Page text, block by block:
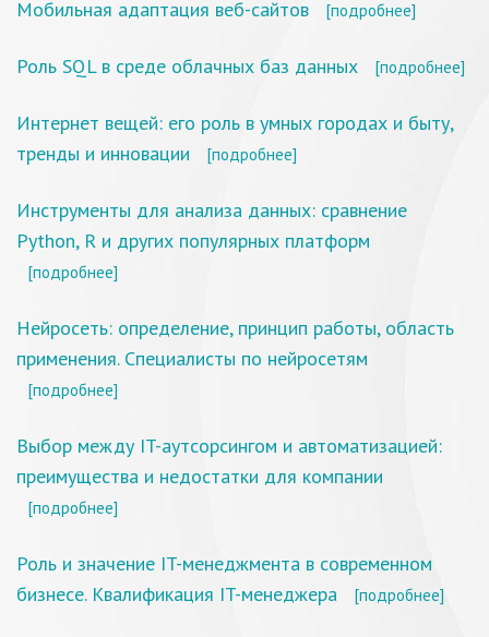
Мобильная адаптация веб-сайтов [подробнее]
Роль SQL в среде облачных баз данных [подробнее]
Интернет вещей: его роль в умных городах и быту,
тренды и инновации
[подробнее]
Инструменты для анализа данных: сравнение
Python, R и других популярных платформ
[подробнее]
Нейросеть: определение, принцип работы, область
применения. Специалисты по нейросетям
[подробнее]
Выбор между IT-аутсорсингом и автоматизацией:
преимущества и недостатки для компании
[подробнее]
Роль и значение IT-менеджмента в современном
бизнесе. Квалификация IT-менеджера
[подробнее]